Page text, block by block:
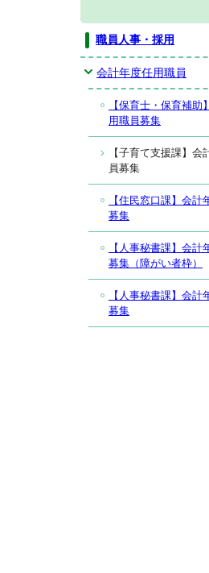
職員人事・採用
会計年度任用職員
【保育士・保育補助
用職員募集
【子育て支援課】会
員募集
【住民窓口課】会計
募集
【人事秘書課】会計
募集（障がい者枠）
【人事秘書課】会計
募集